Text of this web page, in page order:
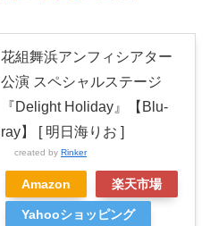
花組舞浜アンフィシアター
公演 スペシャルステージ
『Delight Holiday』【Blu-
ray】 [ 明日海りお ]
created by Rinker
Amazon 楽天市場
Yahooショッピング